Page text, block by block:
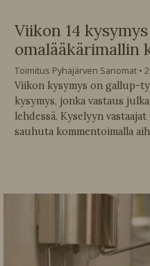
Viikon 14
omalääkärimallin
Toimitus Pyhäjärven Sanomat
Viikon kysymys on gallup-
kysymys, jonka vastaus
lehdessä. Kyselyyn
sauhuta kommentoimalla